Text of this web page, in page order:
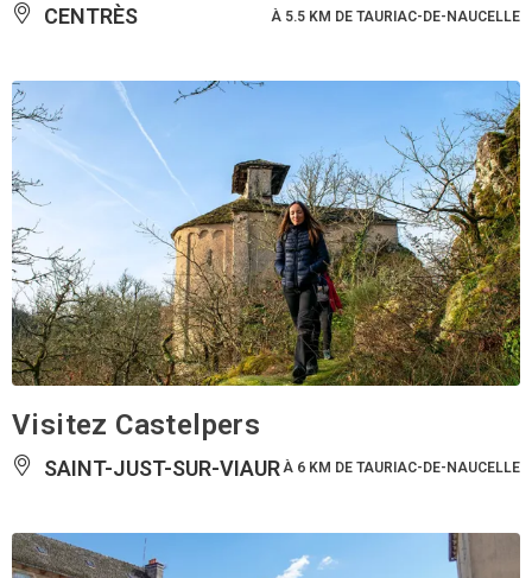
CENTRÈS À 5.5 KM DE TAURIAC-DE-NAUCELLE
Visitez Castelpers
SAINT-JUST-SUR-VIAURÀ 6 KM DE TAURIAC-DE-NAUCELLE